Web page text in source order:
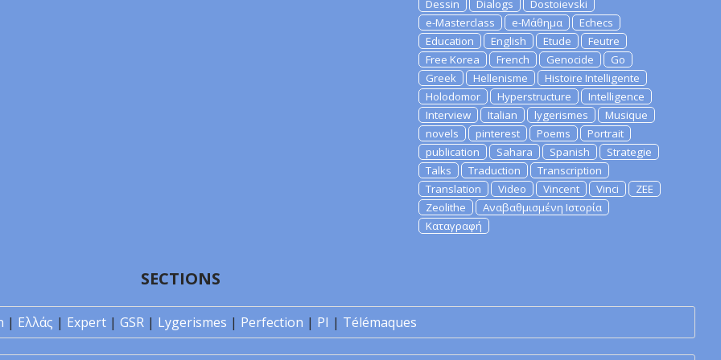
Dessin
Dialogs
Dostoievski
e-Masterclass
e-Μάθημα
Echecs
Education
English Etude
Feutre
Free Korea
French Genocide
Go
Greek
Hellenisme
Histoire Intelligente
Holodomor
Hyperstructure
Intelligence
Interview
Italian lygerismes
Musique
novels
pinterest Poems
Portrait
publication
Sahara Spanish
Strategie
Talks
Traduction
Transcription
Translation
Video Vincent Vinci
ZEE
Zeolithe
Αναβαθμισμένη Ιστορία
Καταγραφή
SECTIONS
| Ελλάς | Expert | GSR | Lygerismes | Perfection | PI | Télémaques